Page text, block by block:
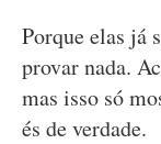
Porque elas já
provar nada.
mas isso só
és de verdade.